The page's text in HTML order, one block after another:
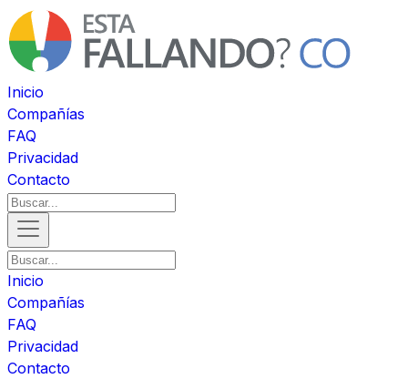
Inicio
Compañías
FAQ
Privacidad
Contacto
Inicio
Compañías
FAQ
Privacidad
Contacto